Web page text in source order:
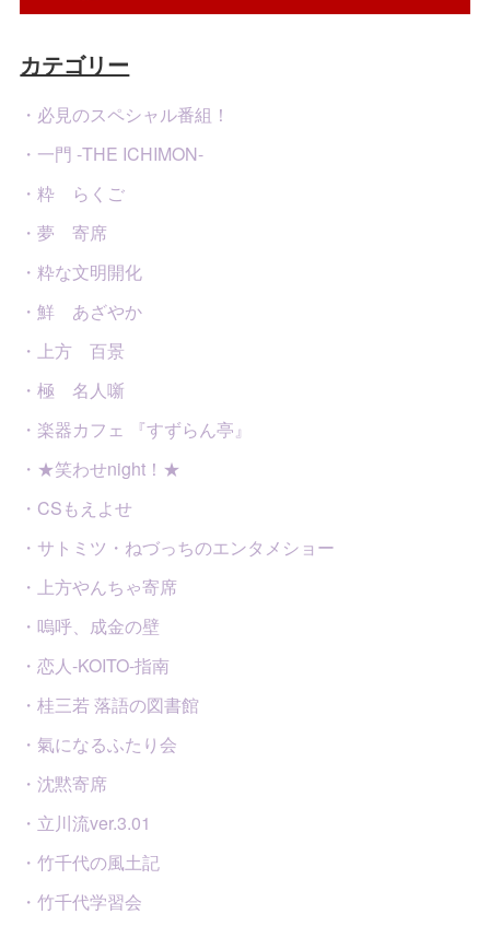
カテゴリー
・必見のスペシャル番組！
・一門 -THE ICHIMON-
・粋 らくご
・夢 寄席
・粋な文明開化
・鮮 あざやか
・上方 百景
・極 名人噺
・楽器カフェ 『すずらん亭』
・★笑わせnight！★
・CSもえよせ
・サトミツ・ねづっちのエンタメショー
・上方やんちゃ寄席
・嗚呼、成金の壁
・恋人-KOITO-指南
・桂三若 落語の図書館
・氣になるふたり会
・沈黙寄席
・立川流ver.3.01
・竹千代の風土記
・竹千代学習会